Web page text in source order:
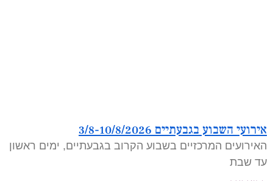
אירועי השבוע בגבעתיים 3/8-10/8/2026
האירועים המרכזיים בשבוע הקרוב בגבעתיים, ימים ראשון
עד שבת